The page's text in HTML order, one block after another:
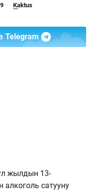
Kaktus
Telegram
жылдын 13-
алкоголь сатууну